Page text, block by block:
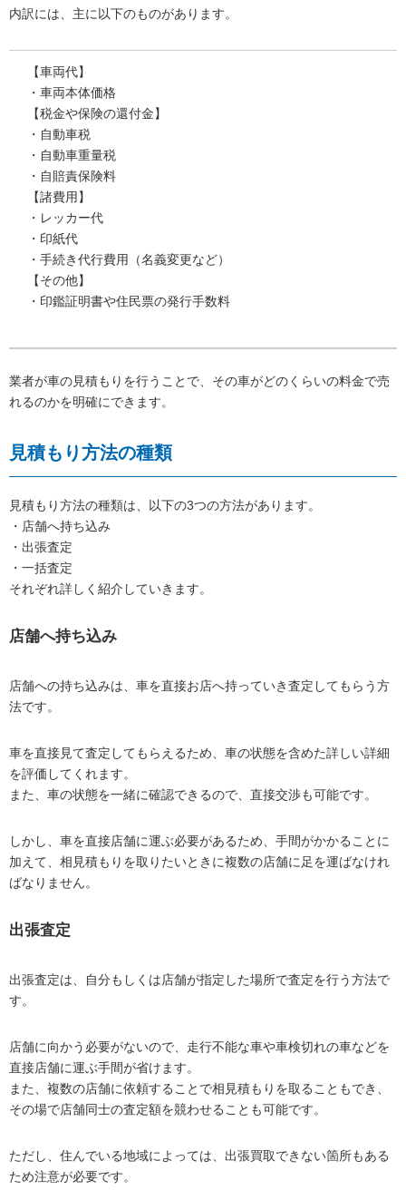
内訳には、主に以下のものがあります。
【車両代】
・車両本体価格
【税金や保険の還付金】
・自動車税
・自動車重量税
・自賠責保険料
【諸費用】
・レッカー代
・印紙代
・手続き代行費用（名義変更など）
【その他】
・印鑑証明書や住民票の発行手数料
業者が車の見積もりを行うことで、その車がどのくらいの料金で売
れるのかを明確にできます。
見積もり方法の種類
見積もり方法の種類は、以下の3つの方法があります。
・店舗へ持ち込み
・出張査定
・一括査定
それぞれ詳しく紹介していきます。
店舗へ持ち込み
店舗への持ち込みは、車を直接お店へ持っていき査定してもらう方
法です。
車を直接見て査定してもらえるため、車の状態を含めた詳しい詳細
を評価してくれます。
また、車の状態を一緒に確認できるので、直接交渉も可能です。
しかし、車を直接店舗に運ぶ必要があるため、手間がかかることに
加えて、相見積もりを取りたいときに複数の店舗に足を運ばなけれ
ばなりません。
出張査定
出張査定は、自分もしくは店舗が指定した場所で査定を行う方法で
す。
店舗に向かう必要がないので、走行不能な車や車検切れの車などを
直接店舗に運ぶ手間が省けます。
また、複数の店舗に依頼することで相見積もりを取ることもでき、
その場で店舗同士の査定額を競わせることも可能です。
ただし、住んでいる地域によっては、出張買取できない箇所もある
ため注意が必要です。